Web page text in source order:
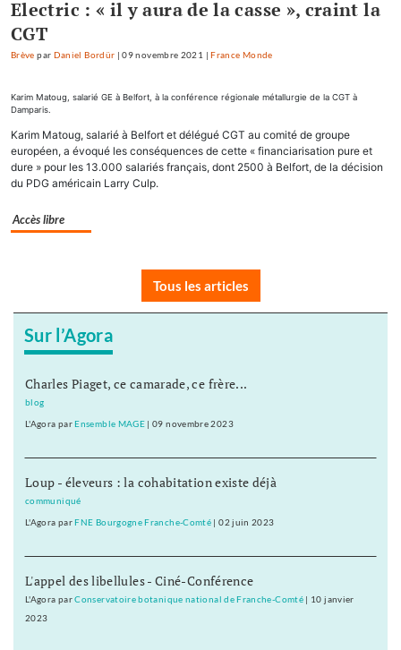
Electric : « il y aura de la casse », craint la
CGT
Brève par Daniel Bordür |09 novembre 2021 France Monde
Karim Matoug, salarié GE à Belfort, à la conférence régionale métallurgie de la CGT à
Damparis.
Karim Matoug, salarié à Belfort et délégué CGT au comité de groupe
européen, a évoqué les conséquences de cette « financiarisation pure et
dure » pour les 13.000 salariés français, dont 2500 à Belfort, de la décision
du PDG américain Larry Culp.
Accès libre
Tous les articles
Sur l’Agora
Charles Piaget, ce camarade, ce frère...
blog
L'Agora par Ensemble MAGE |09 novembre 2023
Loup - éleveurs : la cohabitation existe déjà
communiqué
L'Agora par FNE Bourgogne Franche-Comté |02 juin 2023
L'appel des libellules - Ciné-Conférence
L'Agora parConservatoire botanique national de Franche-Comté| 10 janvier
2023